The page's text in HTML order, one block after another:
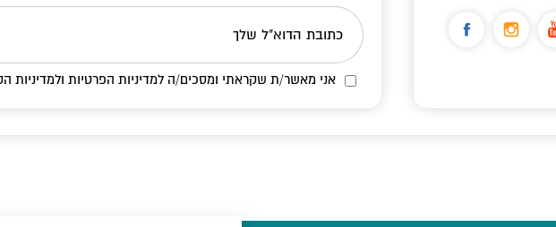
כתובת הדוא"ל שלך
אני מאשר/ת שקראתי ומסכים/הלמדיניות הפרטיות ולמדיניות